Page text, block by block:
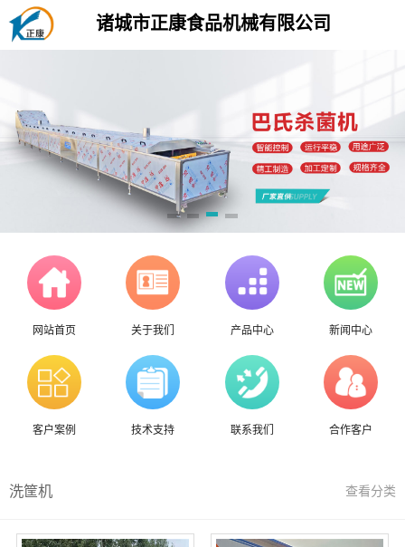
诸城市正康食品机械有限公司
网站首页 关于我们 产品中心 新闻中心
客户案例 技术支持 联系我们 合作客户
洗筐机 查看分类